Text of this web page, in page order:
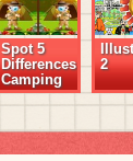
Spot 5
Differences
Camping
2